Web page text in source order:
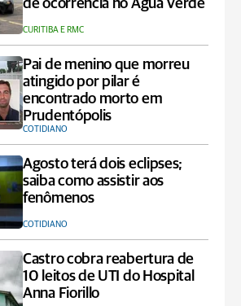
de ocorrência no Água Verde
CURITIBA E RMC
Pai de menino que morreu
atingido por pilar é
encontrado morto em
Prudentópolis
COTIDIANO
Agosto terá dois eclipses;
saiba como assistir aos
fenômenos
COTIDIANO
Castro cobra reabertura de
10 leitos de UTI do Hospital
Anna Fiorillo